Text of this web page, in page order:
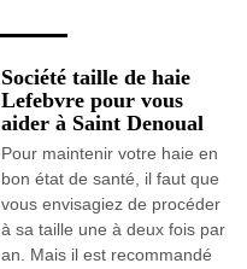
Société taille de haie
Lefebvre pour vous
aider à Saint Denoual
Pour maintenir votre haie en
bon état de santé, il faut que
vous envisagiez de procéder
à sa taille une à deux fois par
an. Mais il est recommandé